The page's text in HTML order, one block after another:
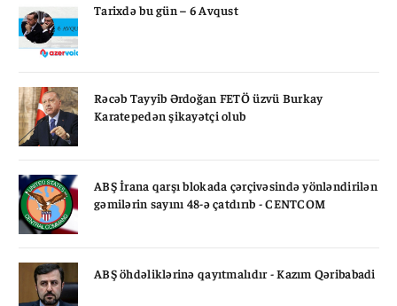
Tarixdə bu gün – 6 Avqust
Rəcəb Tayyib Ərdoğan FETÖ üzvü Burkay
Karatepedən şikayətçi olub
ABŞ İrana qarşı blokada çərçivəsində yönləndirilən
gəmilərin sayını 48-ə çatdırıb - CENTCOM
ABŞ öhdəliklərinə qayıtmalıdır - Kazım Qəribabadi